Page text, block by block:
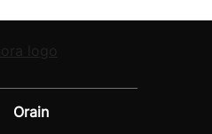
Orain